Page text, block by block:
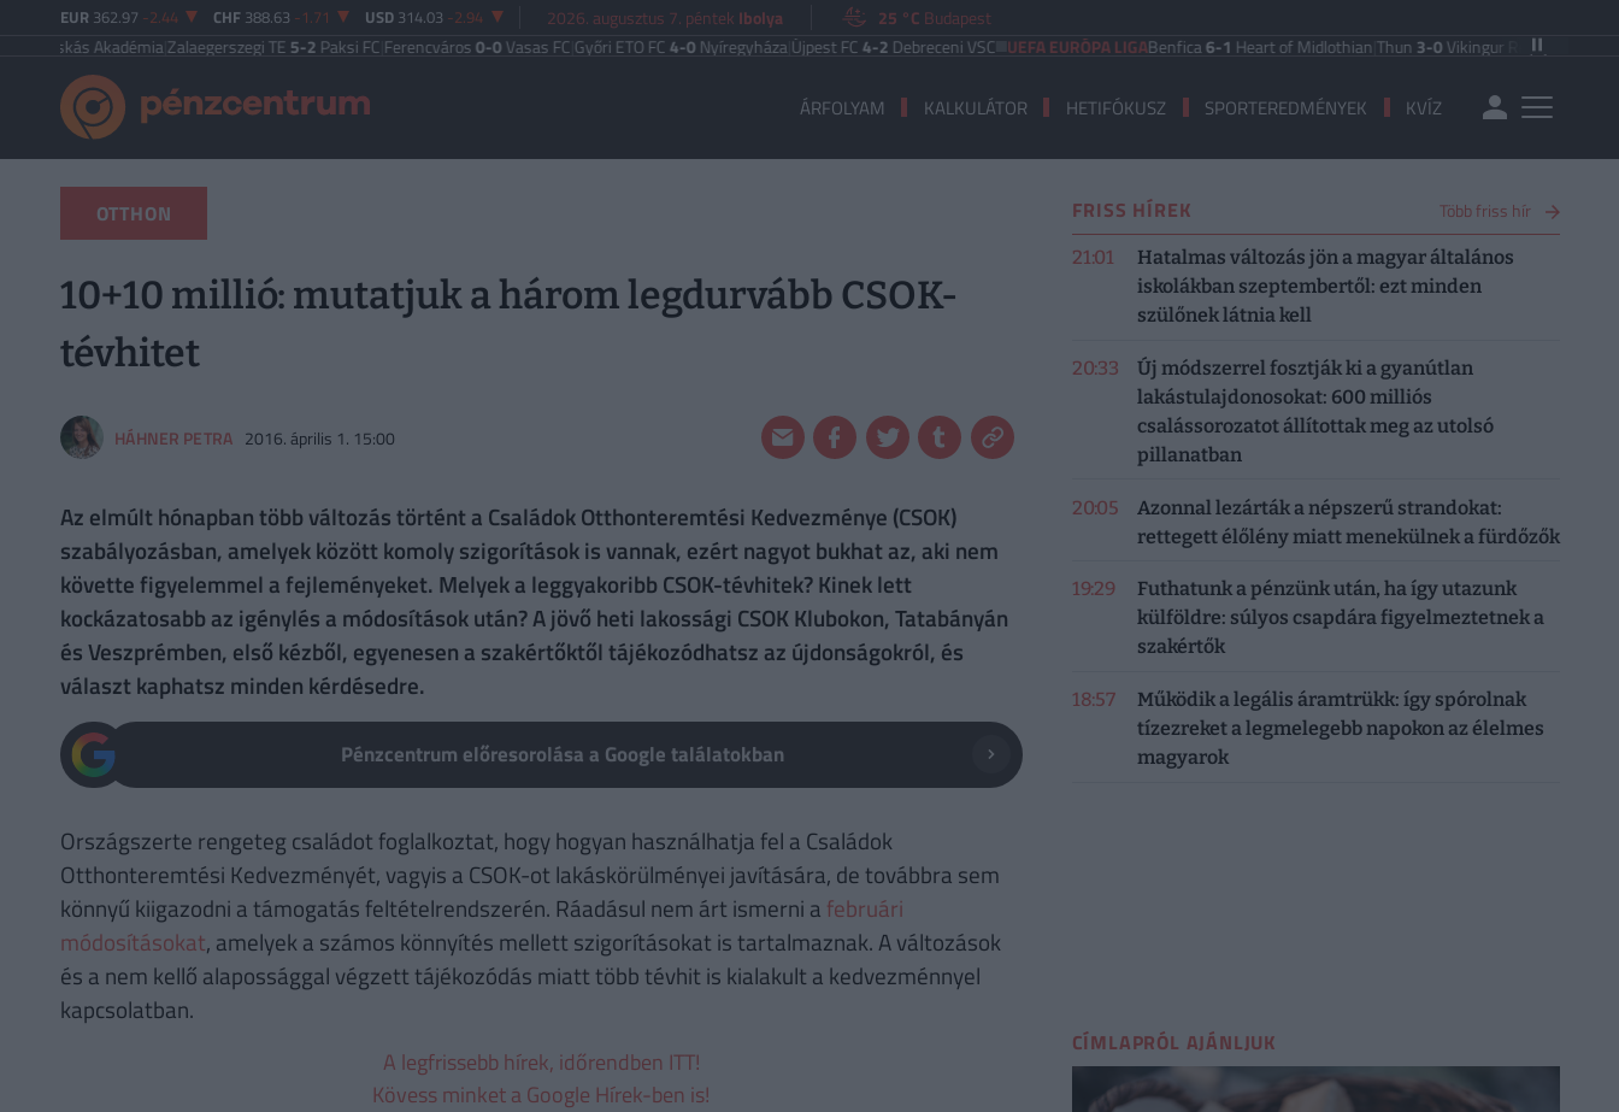
EUR 362.97 -2.44 CHF 388.63 -1.71 USD 314.03 -2.94 2026. augusztus 7. péntek Ibolya 25 °C Budapest
Akadémia|Zalaegerszegi TE5-2Paksi FC|Ferencváros0-0Vasas FC|Győri ETO FC 4-0Nyíregyháza|Újpest FC4-2Debreceni VSC UEFA EURÓPA LIGABenfica6-1Heart of Midlothian|Thun3-0Vikingur Reykjavik PAOK
ÁRFOLYAM KALKULÁTOR HETIFÓKUSZ SPORTEREDMÉNYEK KVÍZ
OTTHON
10+10 millió: mutatjuk a három legdurvább CSOK-
tévhitet
HÁHNER PETRA 2016. április 1. 15:00
Az elmúlt hónapban több változás történt a Családok Otthonteremtési Kedvezménye (CSOK)
szabályozásban, amelyek között komoly szigorítások is vannak, ezért nagyot bukhat az, aki nem
követte figyelemmel a fejleményeket. Melyek a leggyakoribb CSOK-tévhitek? Kinek lett
kockázatosabb az igénylés a módosítások után? A jövő heti lakossági CSOK Klubokon, Tatabányán
és Veszprémben, első kézből, egyenesen a szakértőktől tájékozódhatsz az újdonságokról, és
választ kaphatsz minden kérdésedre.
Pénzcentrum előresorolása a Google találatokban
Országszerte rengeteg családot foglalkoztat, hogy hogyan használhatja fel a Családok
Otthonteremtési Kedvezményét, vagyis a CSOK-ot lakáskörülményei javítására, de továbbra sem
könnyű kiigazodni a támogatás feltételrendszerén. Ráadásul nem árt ismerni a februári
módosításokat, amelyek a számos könnyítés mellett szigorításokat is tartalmaznak. A változások
és a nem kellő alapossággal végzett tájékozódás miatt több tévhit is kialakult a kedvezménnyel
kapcsolatban.
A legfrissebb hírek, időrendben ITT!
Kövess minket a Google Hírek-ben is!
FRISS HÍREK Több friss hír
21:01
Hatalmas változás jön a magyar általános
iskolákban szeptembertől: ezt minden
szülőnek látnia kell
20:33
Új módszerrel fosztják ki a gyanútlan
lakástulajdonosokat: 600 milliós
csalássorozatot állítottak meg az utolsó
pillanatban
20:05
Azonnal lezárták a népszerű strandokat:
rettegett élőlény miatt menekülnek a fürdőzők
19:29
Futhatunk a pénzünk után, ha így utazunk
külföldre: súlyos csapdára figyelmeztetnek a
szakértők
18:57
Működik a legális áramtrükk: így spórolnak
tízezreket a legmelegebb napokon az élelmes
magyarok
CÍMLAPRÓL AJÁNLJUK